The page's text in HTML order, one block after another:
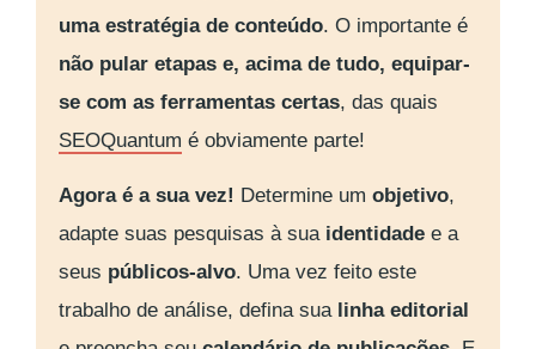
uma estratégia de conteúdo. O importante é
não pular etapas e, acima de tudo, equipar-
se com as ferramentas certas, das quais
SEOQuantum é obviamente parte!
Agora é a sua vez! Determine um objetivo,
adapte suas pesquisas à sua identidade e a
seus públicos-alvo. Uma vez feito este
trabalho de análise, defina sua linha editorial